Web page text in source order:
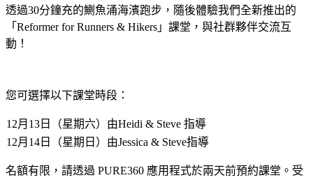
透過30分鐘充的鰂魚涌海濱跑步，隨後體驗我們全新推出的
「Reformer for Runners & Hikers」課堂，與社群夥伴交流互
動！
您可選擇以下課堂時段：
12月13日（星期六）由Heidi & Steve 指導
12月14日（星期日）由Jessica & Steve指導
名額有限，請透過 PURE360 應用程式於兩天前預約課堂。受